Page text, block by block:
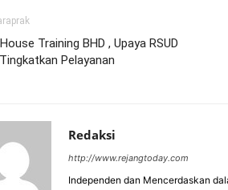
Training BHD , Upaya RSUD
Pelayanan
Redaksi
http://www.rejangtoday.com
Independen dan Mencerdaskan